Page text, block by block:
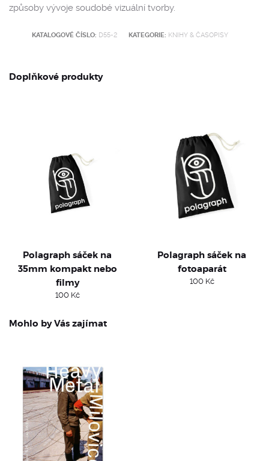
způsoby vývoje soudobé vizuální tvorby.
KATALOGOVÉ ČÍSLO: D55-2 KATEGORIE: KNIHY & ČASOPISY
Doplňkové produkty
Polagraph sáček na
35mm kompakt nebo
filmy
100 Kč
Polagraph sáček na
fotoaparát
100 Kč
Mohlo by Vás zajímat